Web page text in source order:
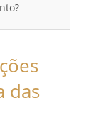
das